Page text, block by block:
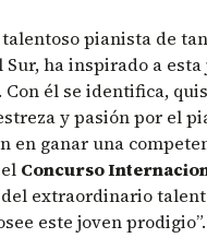
pianista de
Sur, ha inspirado a esta
él se identifica,
y pasión por el
en ganar una
Concurso
extraordinario
este joven prodigio”.